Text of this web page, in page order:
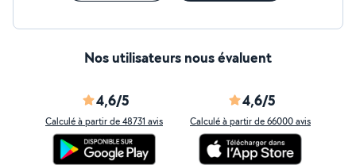
Nos utilisateurs nous évaluent
4,6/5
Calculé à partir de 48731 avis
4,6/5
Calculé à partir de 66000 avis